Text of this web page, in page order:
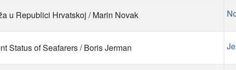
u Republici Hrvatskoj / Marin Novak
Status of Seafarers / Boris Jerman